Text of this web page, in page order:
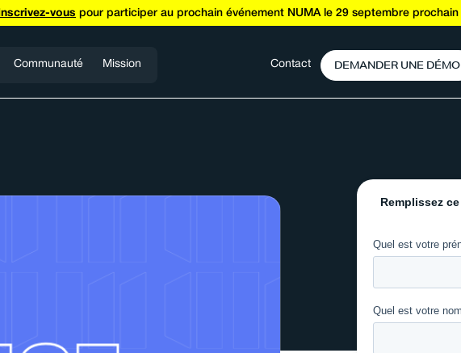
Inscrivez-vous pour participer au prochain événement NUMA le 29 septembre prochain
Communauté Mission Contact DEMANDER UNE DÉMO